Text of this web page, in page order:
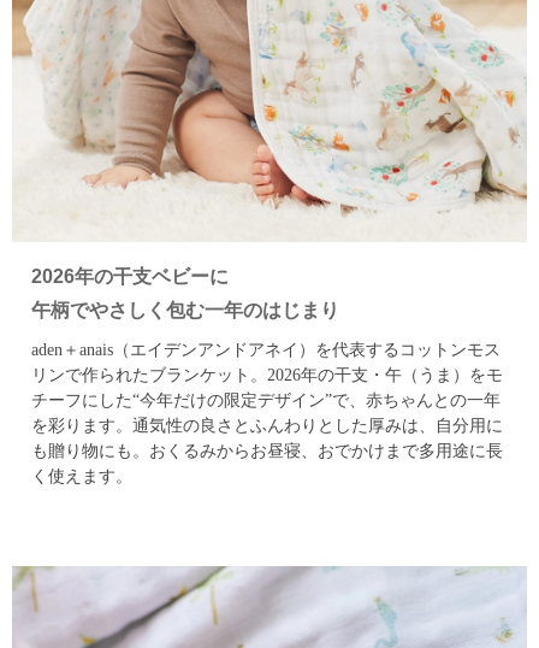
2026年の干支ベビーに
午柄でやさしく包む一年のはじまり
aden＋anais（エイデンアンドアネイ）を代表するコットンモス
リンで作られたブランケット。 2026年の干支・午（うま）をモ
チーフにした“今年だけの限定デザイン”で、赤ちゃんとの一年
を彩ります。通気性の良さとふんわりとした厚みは、自分用に
も贈り物にも。 おくるみからお昼寝、おでかけまで多用途に長
く使えます。